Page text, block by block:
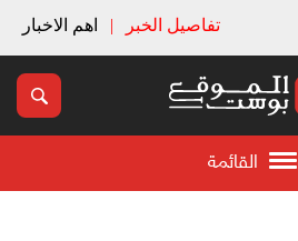
تفاصيل الخبر | اهم الاخبار